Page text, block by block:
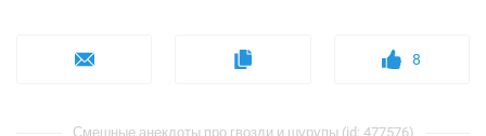
8
Смешные анекдоты про гвозди и шурупы (id: 477576)